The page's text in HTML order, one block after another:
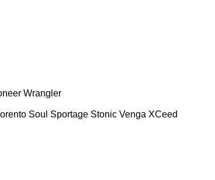
Wrangler
Soul Sportage Stonic Venga XCeed